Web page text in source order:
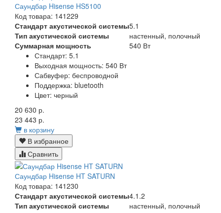
Саундбар Hisense HS5100
Код товара: 141229
Стандарт акустической системы5.1
Тип акустической системы
настенный, полочный
Суммарная мощность
540 Вт
Стандарт: 5.1
Выходная мощность: 540 Вт
Сабвуфер: беспроводной
Поддержка: bluetooth
Цвет: черный
20 630 р.
23 443 р.
в корзину
В избранное
Сравнить
Саундбар Hisense HT SATURN
Код товара: 141230
Стандарт акустической системы4.1.2
Тип акустической системы
настенный, полочный